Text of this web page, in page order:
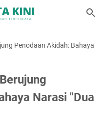
Penodaan Akidah: Bahaya
Narasi "Dua